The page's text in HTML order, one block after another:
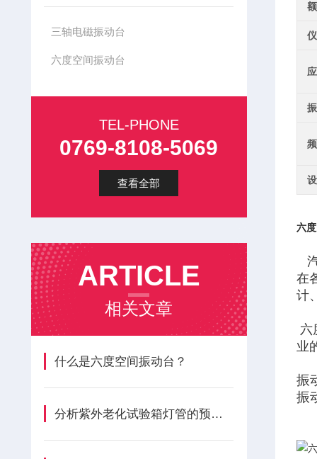
三轴电磁振动台
六度空间振动台
TEL-PHONE
0769-8108-5069
查看全部
ARTICLE
相关文章
什么是六度空间振动台？
分析紫外老化试验箱灯管的预期寿命？
六
在
计
六
业
振
振